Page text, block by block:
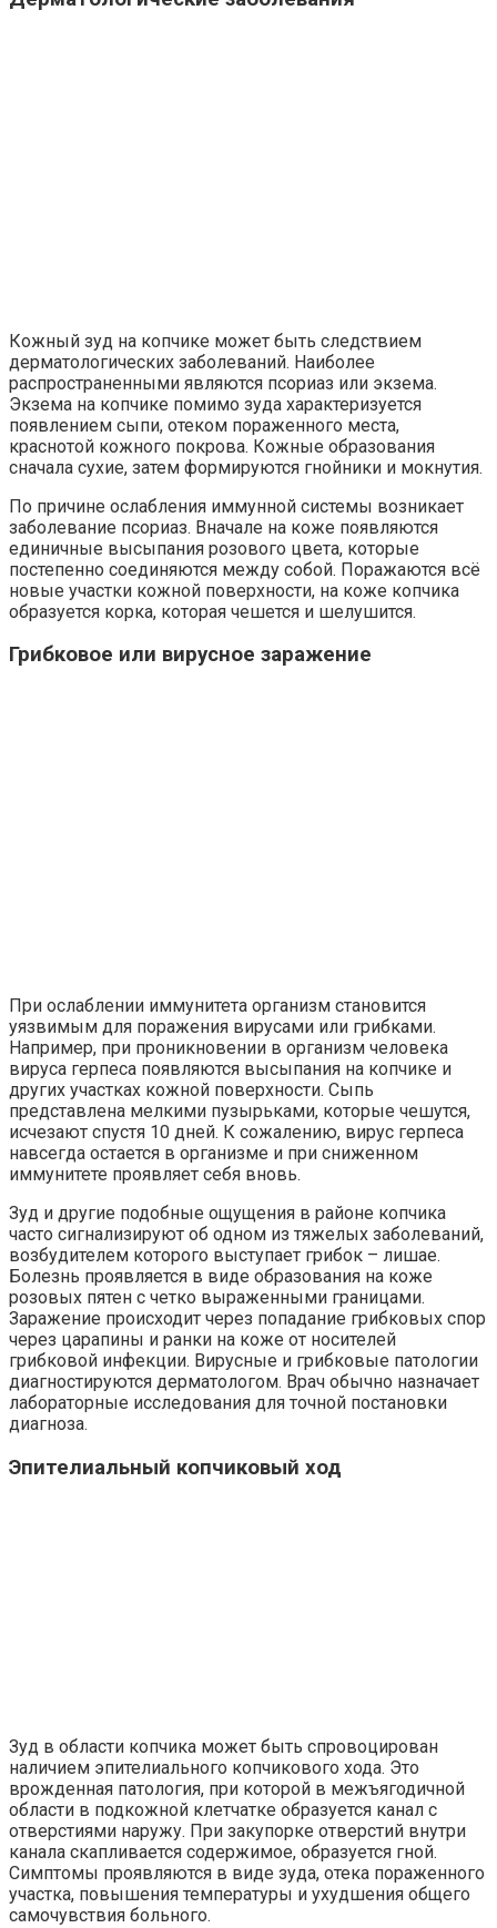
Кожный зуд на копчике может быть следствием
дерматологических заболеваний. Наиболее
распространенными являются псориаз или экзема.
Экзема на копчике помимо зуда характеризуется
появлением сыпи, отеком пораженного места,
краснотой кожного покрова. Кожные образования
сначала сухие, затем формируются гнойники и мокнутия.
По причине ослабления иммунной системы возникает
заболевание псориаз. Вначале на коже появляются
единичные высыпания розового цвета, которые
постепенно соединяются между собой. Поражаются всё
новые участки кожной поверхности, на коже копчика
образуется корка, которая чешется и шелушится.
Грибковое или вирусное заражение
При ослаблении иммунитета организм становится
уязвимым для поражения вирусами или грибками.
Например, при проникновении в организм человека
вируса герпеса появляются высыпания на копчике и
других участках кожной поверхности. Сыпь
представлена мелкими пузырьками, которые чешутся,
исчезают спустя 10 дней. К сожалению, вирус герпеса
навсегда остается в организме и при сниженном
иммунитете проявляет себя вновь.
Зуд и другие подобные ощущения в районе копчика
часто сигнализируют об одном из тяжелых заболеваний,
возбудителем которого выступает грибок – лишае.
Болезнь проявляется в виде образования на коже
розовых пятен с четко выраженными границами.
Заражение происходит через попадание грибковых спор
через царапины и ранки на коже от носителей
грибковой инфекции. Вирусные и грибковые патологии
диагностируются дерматологом. Врач обычно назначает
лабораторные исследования для точной постановки
диагноза.
Эпителиальный копчиковый ход
Зуд в области копчика может быть спровоцирован
наличием эпителиального копчикового хода. Это
врожденная патология, при которой в межъягодичной
области в подкожной клетчатке образуется канал с
отверстиями наружу. При закупорке отверстий внутри
канала скапливается содержимое, образуется гной.
Симптомы проявляются в виде зуда, отека пораженного
участка, повышения температуры и ухудшения общего
самочувствия больного.